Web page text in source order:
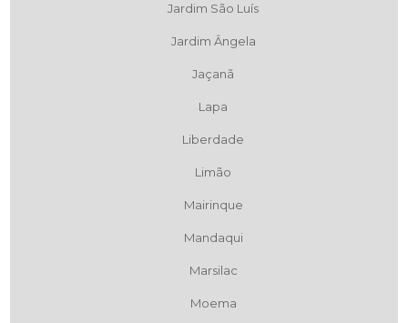
Jardim São Luís
Jardim Ângela
Jaçanã
Lapa
Liberdade
Limão
Mairinque
Mandaqui
Marsilac
Moema